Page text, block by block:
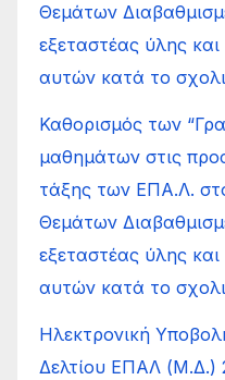
Θεμάτων
εξεταστέας ύλης
αυτών κατά το
Καθορισμός των
μαθημάτων στις
τάξης των ΕΠΑ.Λ.
Θεμάτων
εξεταστέας ύλης
αυτών κατά το
Ηλεκτρονική
Δελτίου ΕΠΑΛ (Μ.Δ.)